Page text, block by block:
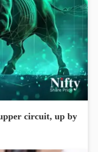
circuit, up by